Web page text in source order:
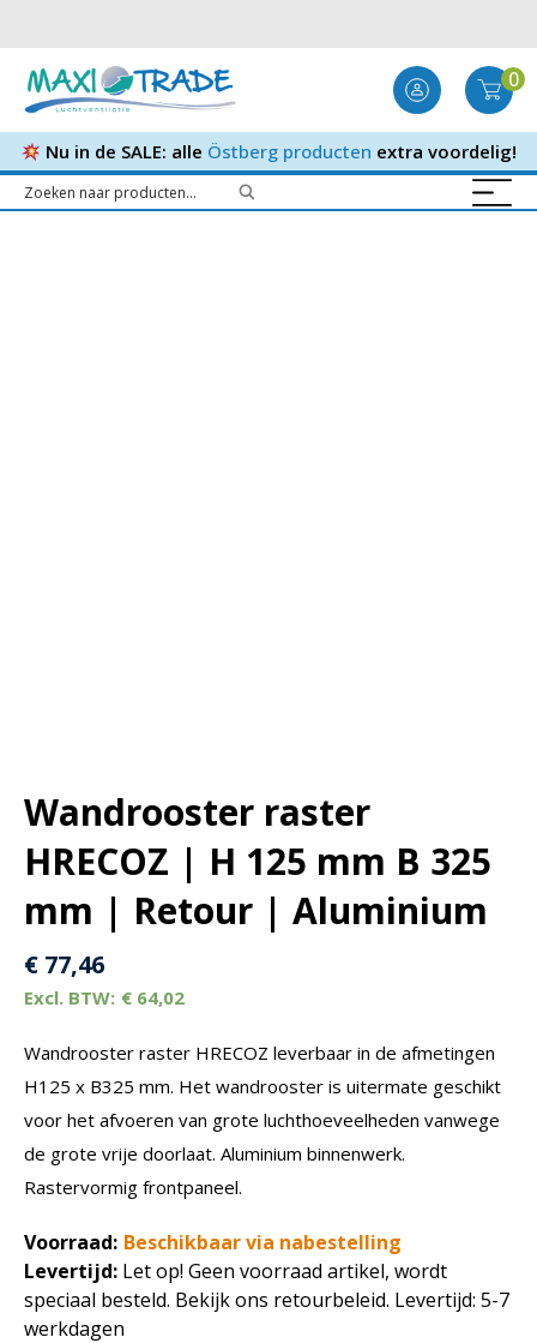
0
Nu in de SALE: alle Östberg producten extra voordelig!
Wandrooster raster
HRECOZ | H 125 mm B 325
mm | Retour | Aluminium
€ 77,46
€ 64,02
Wandrooster raster HRECOZ leverbaar in de afmetingen
H125 x B325 mm. Het wandrooster is uitermate geschikt
voor het afvoeren van grote luchthoeveelheden vanwege
de grote vrije doorlaat. Aluminium binnenwerk.
Rastervormig frontpaneel.
Voorraad: Beschikbaar via nabestelling
Levertijd: Let op! Geen voorraad artikel, wordt
speciaal besteld. Bekijk ons retourbeleid. Levertijd: 5-7
werkdagen